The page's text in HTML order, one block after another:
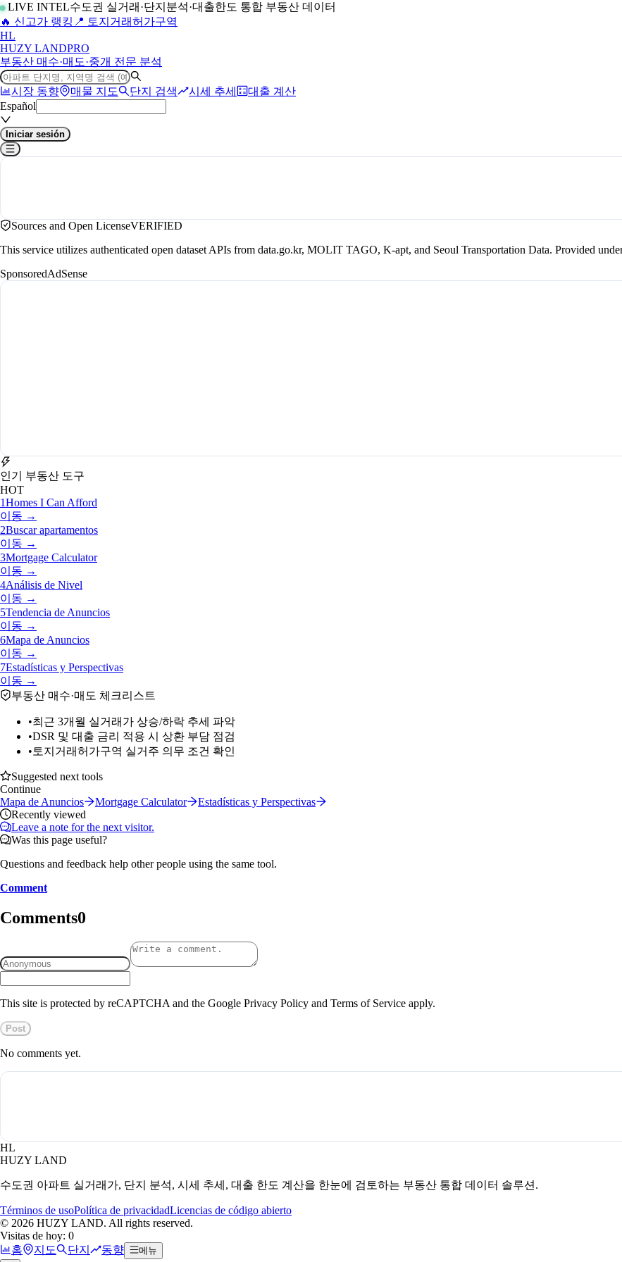
LIVE INTEL수도권 실거래·단지분석·대출한도 통합 부동산 데이터
🔥 신고가 랭킹 📍 토지거래허가구역
HL
HUZY LANDPRO
부동산 매수·매도·중개 전문 분석
시장 동향 매물 지도 단지 검색 시세 추세
대출 계산
Español
Iniciar sesión
Sources and Open LicenseVERIFIED
This service utilizes authenticated open dataset APIs from data.go.kr, MOLIT TAGO, K-apt, and Seoul Transportation Data. Provided
SponsoredAdSense
인기 부동산 도구
HOT
1Homes I Can Afford
이동 →
2Buscar apartamentos
이동 →
3Mortgage Calculator
이동 →
4Análisis de Nivel
이동 →
5Tendencia de Anuncios
이동 →
6Mapa de Anuncios
이동 →
7Estadísticas y Perspectivas
이동 →
부동산 매수·매도 체크리스트
•최근 3개월 실거래가 상승/하락 추세 파악
•DSR 및 대출 금리 적용 시 상환 부담 점검
• 토지거래허가구역 실거주 의무 조건 확인
Suggested next tools
Continue
Mapa de Anuncios
Mortgage Calculator
Estadísticas y Perspectivas
Recently viewed
Leave a note for the next visitor.
Was this page useful?
Questions and feedback help other people using the same tool.
Comment
Comments0
This site is protected by reCAPTCHA and the Google Privacy Policy and Terms of Service apply.
Post
No comments yet.
HL
HUZY LAND
수도권 아파트 실거래가, 단지 분석, 시세 추세, 대출 한도 계산을 한눈에 검토하는 부동산 통합 데이터 솔루션.
Términos de usoPolítica de privacidadLicencias de código abierto
© 2026 HUZY LAND. All rights reserved.
Visitas de hoy: 0
홈
지도 단지 동향 메뉴